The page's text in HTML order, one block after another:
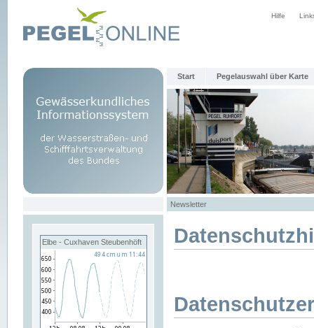
Hilfe
Start Pegelauswahl über Karte
Newsletter
Elbe - Cuxhaven Steubenhöft